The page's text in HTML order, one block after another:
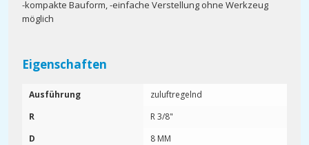
-kompakte Bauform, -einfache Verstellung ohne Werkzeug
möglich
Eigenschaften
Ausführung
zuluftregelnd
R
R 3/8"
D
8 MM